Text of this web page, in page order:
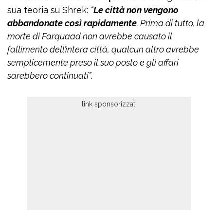
sua teoria su Shrek: “Le città non vengono
abbandonate così rapidamente. Prima di tutto, la
morte di Farquaad non avrebbe causato il
fallimento dell’intera città, qualcun altro avrebbe
semplicemente preso il suo posto e gli affari
sarebbero continuati”.